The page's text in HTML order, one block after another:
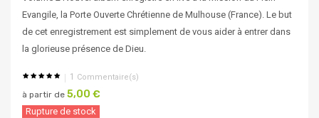
Evangile, la Porte Ouverte Chrétienne de Mulhouse (France). Le but
de cet enregistrement est simplement de vous aider à entrer dans
la glorieuse présence de Dieu.
1 Commentaire(s)
à partir de 5,00 €
Rupture de stock